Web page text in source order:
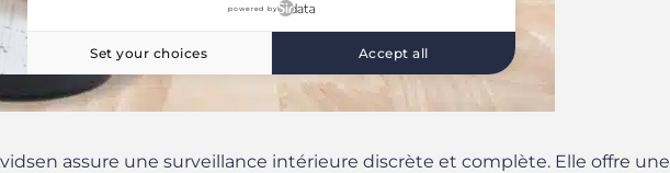
assure une surveillance intérieure discrète et complète. Elle offre une
powered by
Set your choices Accept all